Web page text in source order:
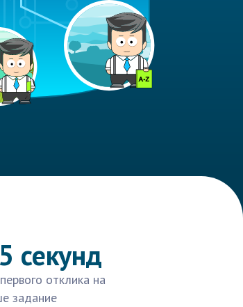
секунд
отклика на
задание